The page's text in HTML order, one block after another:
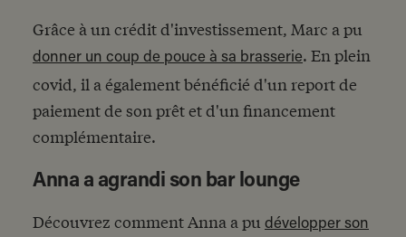
Grâce à un crédit d'investissement, Marc a pu
donner un coup de pouce à sa brasserie. En plein
covid, il a également bénéficié d'un report de
paiement de son prêt et d'un financement
complémentaire.
Anna a agrandi son bar lounge
Découvrez comment Anna a pu développer son